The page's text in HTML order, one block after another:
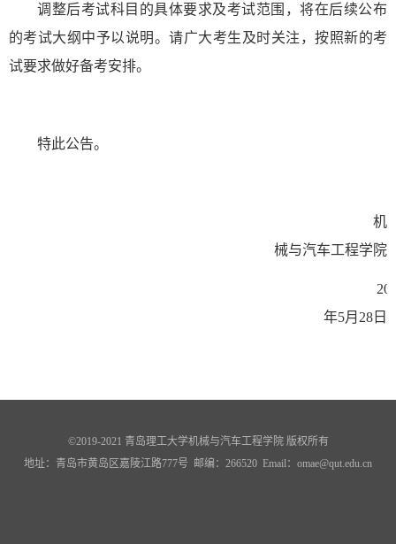
调整后考试科目的具体要求及考试范围，将在后续公布
的考试大纲中予以说明。请广大考生及时关注，按照新的考
试要求做好备考安排。
特此公告。
机
械与汽车工程学院
年5月28日
©2019-2021 青岛理工大学机械与汽车工程学院 版权所有
地址：青岛市黄岛区嘉陵江路777号 邮编：266520 Email： omae@qut.edu.cn